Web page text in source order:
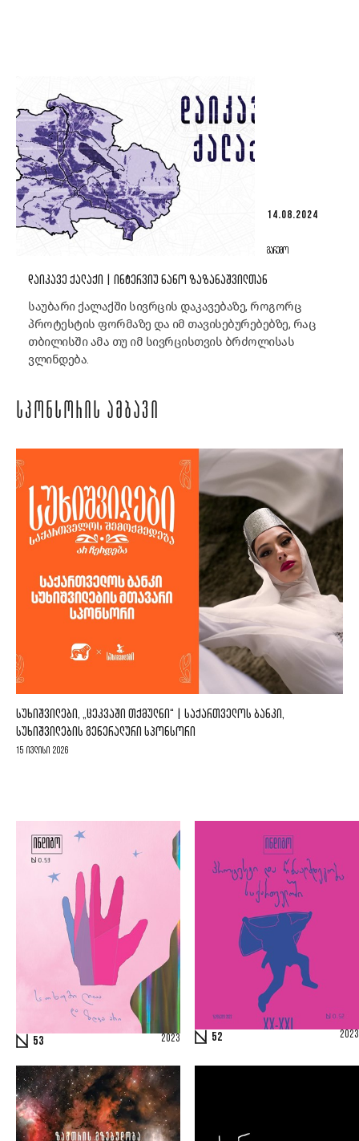
14.08.2024
ᲒᲐᲠᲔᲛᲝ
ᲓᲐᲘᲙᲐᲕᲔ ᲥᲐᲚᲐᲥᲘ | ᲘᲜᲢᲔᲠᲕᲘᲣ ᲜᲐᲜᲝ ᲖᲐᲖᲐᲜᲐᲨᲕᲘᲚᲗᲐᲜ
საუბარი ქალაქში სივრცის დაკავებაზე, როგორც
პროტესტის ფორმაზე და იმ თავისებურებებზე, რაც
თბილისში ამა თუ იმ სივრცისთვის ბრძოლისას
ვლინდება.
ᲡᲞᲝᲜᲡᲝᲠᲘᲡ ᲐᲛᲑᲐᲕᲘ
ᲡᲣᲮᲘᲨᲕᲘᲚᲔᲑᲘ, „ᲪᲔᲙᲕᲐᲨᲘ ᲗᲥᲛᲣᲚᲜᲘ“ | ᲡᲐᲥᲐᲠᲗᲕᲔᲚᲝᲡ ᲑᲐᲜᲙᲘ,
ᲡᲣᲮᲘᲨᲕᲘᲚᲔᲑᲘᲡ ᲒᲔᲜᲔᲠᲐᲚᲣᲠᲘ ᲡᲞᲝᲜᲡᲝᲠᲘ
15 ივლისი 2026
53 2023 52 2023